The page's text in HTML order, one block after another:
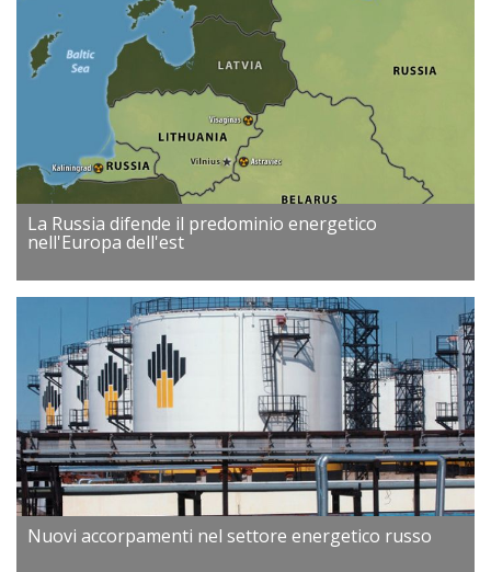
La Russia difende il predominio energetico
nell'Europa dell'est
Nuovi accorpamenti nel settore energetico russo